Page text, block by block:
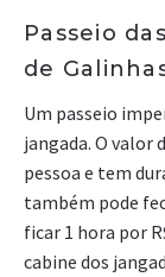
Passeio
de
Um passeio
jangada. O valor
pessoa e tem
também pode
ficar 1 hora por
cabine dos